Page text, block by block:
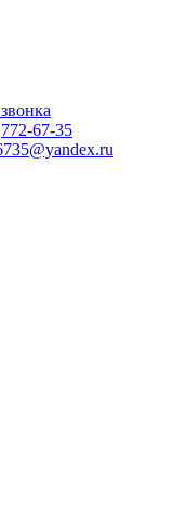
772-67-35